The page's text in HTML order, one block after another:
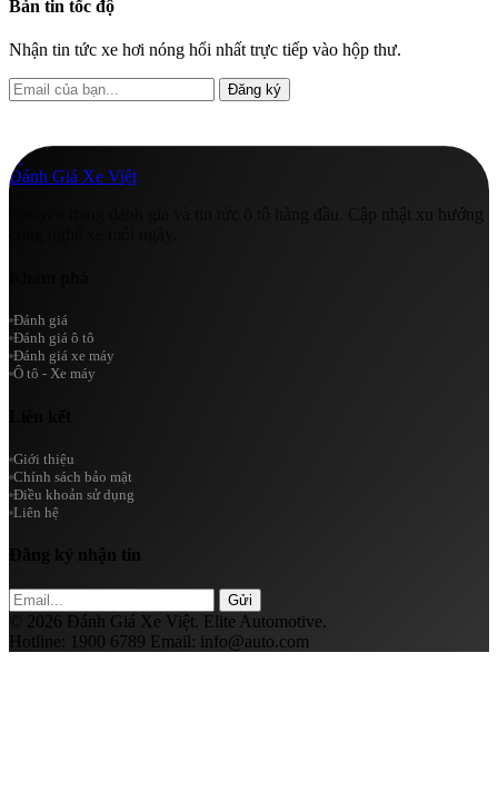
Bản tin tốc độ
Nhận tin tức xe hơi nóng hổi nhất trực tiếp vào hộp thư.
Đăng ký
A
Đánh Giá Xe Việt
Chuyên trang đánh giá và tin tức ô tô hàng đầu. Cập nhật xu hướng
Đánh giá
Đánh giá ô tô
Đánh giá xe máy
Ô tô - Xe máy
Giới thiệu
Chính sách bảo mật
Điều khoản sử dụng
Liên hệ
Đăng ký nhận tin
Gửi
© 2026 Đánh Giá Xe Việt. Elite Automotive.
Hotline: 1900 6789 Email: info@auto.com